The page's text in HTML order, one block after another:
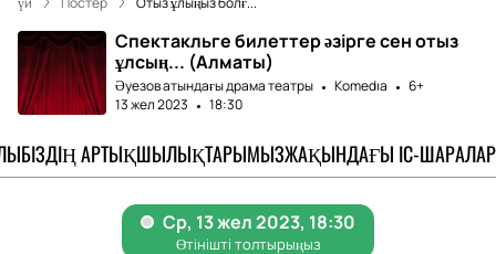
Спектакльге билеттер әзірге сен отыз
ұлсың... (Алматы)
Әуезов атындағы драма театры Komedıa
6+
13 жел 2023
18:30
БІЗДІҢ АРТЫҚШЫЛЫҚТАРЫМЫЗЖАҚЫНДАҒЫ ІС-ШАРАЛАР